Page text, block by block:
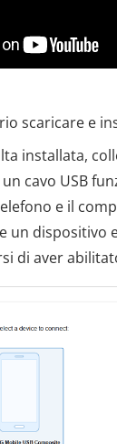
scaricare e
installata,
cavo USB
e il
un dispositivo
di aver